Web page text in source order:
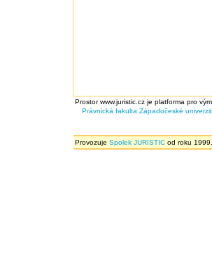
Prostor www.juristic.cz je platforma pro
Právnická fakulta Západočeské
Provozuje Spolek JURISTIC od roku